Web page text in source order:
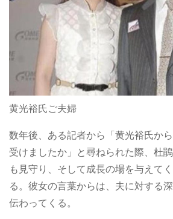
黄光裕氏ご夫婦
数年後、ある記者から「黄光裕氏か
受けましたか」と尋ねられた際、杜
も見守り、そして成長の場を与えて
る。彼女の言葉からは、夫に対する
伝わってくる。